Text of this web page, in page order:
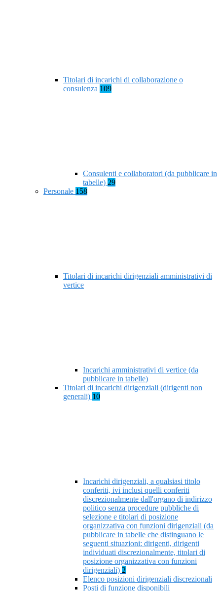
Titolari di incarichi di collaborazione o
consulenza 109
Consulenti e collaboratori (da pubblicare in
tabelle) 29
Personale 158
Titolari di incarichi dirigenziali amministrativi di
vertice
Incarichi amministrativi di vertice (da
pubblicare in tabelle)
Titolari di incarichi dirigenziali (dirigenti non
generali) 10
Incarichi dirigenziali, a qualsiasi titolo
conferiti, ivi inclusi quelli conferiti
discrezionalmente dall'organo di indirizzo
politico senza procedure pubbliche di
selezione e titolari di posizione
organizzativa con funzioni dirigenziali (da
pubblicare in tabelle che distinguano le
seguenti situazioni: dirigenti, dirigenti
individuati discrezionalmente, titolari di
posizione organizzativa con funzioni
dirigenziali) 2
Elenco posizioni dirigenziali discrezionali
Posti di funzione disponibili